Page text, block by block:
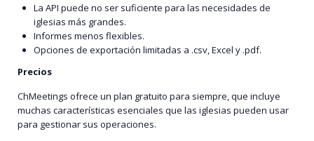
La API puede no ser suficiente para las necesidades de
iglesias más grandes.
Informes menos flexibles.
Opciones de exportación limitadas a .csv, Excel y .pdf.
Precios
ChMeetings ofrece un plan gratuito para siempre, que incluye
muchas características esenciales que las iglesias pueden usar
para gestionar sus operaciones.